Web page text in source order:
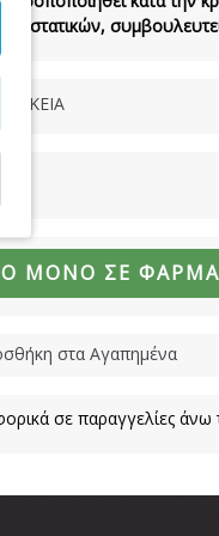
συστατικών,
ΜΌΝΟ ΣΕ
στα Αγαπημένα
σε παραγγελίες άνω